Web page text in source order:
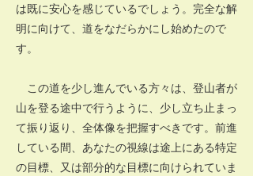
は既に安心を感じているでしょう。完全な解
明に向けて、道をなだらかにし始めたので
す。
この道を少し進んでいる方々は、登山者が
山を登る途中で行うように、少し立ち止まっ
て振り返り、全体像を把握すべきです。前進
している間、あなたの視線は途上にある特定
の目標、又は部分的な目標に向けられていま